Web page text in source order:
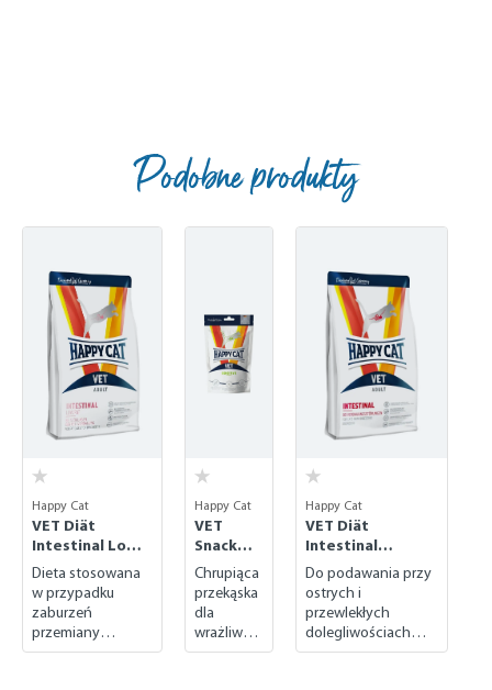
Podobne produkty
Happy Cat
VET Diät
Intestinal Low
Fat trocken
(sucha)
Dieta stosowana
w przypadku
zaburzeń
przemiany
tłuszczów
Happy Cat
VET
Snack
Sensitiv
e
Chrupiąca
przekąska
dla
wrażliwyc
h kotów
Happy Cat
VET Diät
Intestinal
trocken (sucha)
Do podawania przy
ostrych i
przewlekłych
dolegliwościach
żołądkowo-